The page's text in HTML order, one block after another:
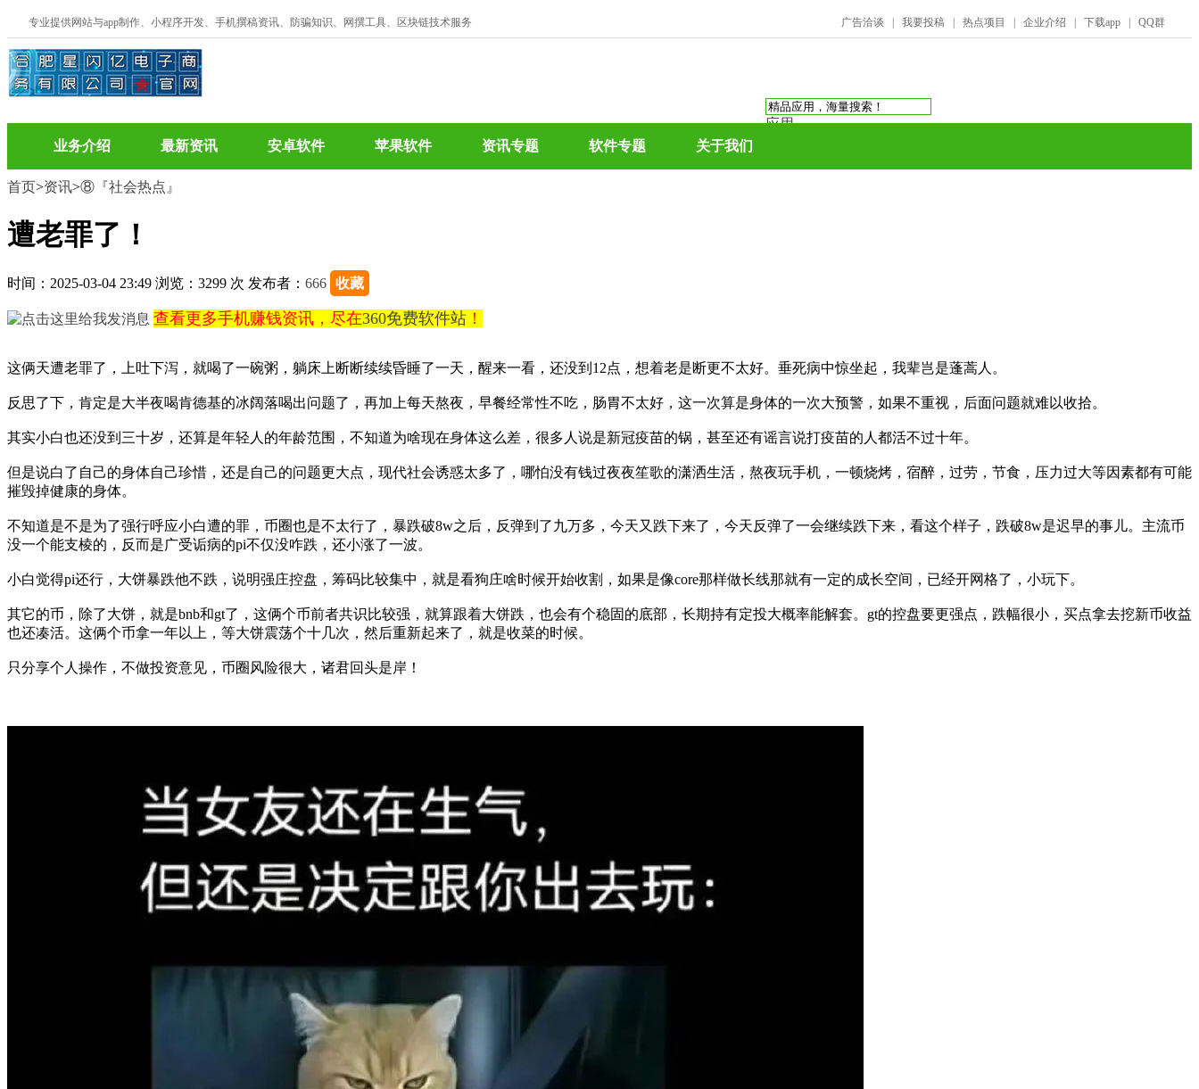
专业提供网站与app制作、小程序开发、手机撰稿资讯、防骗知识、网撰工具、区块链技术服务 广告洽谈 我要投稿 热点项目 企业介绍 下载app QQ群
应用
业务介绍 最新资讯 安卓软件 苹果软件 资讯专题 软件专题 关于我们
首页>资讯>⑧『社会热点』
遭老罪了！
时间：2025-03-04 23:49 浏览：3299 次 发布者： 666 收藏
查看更多手机赚钱资讯，尽在360免费软件站 ！
这俩天遭老罪了，上吐下泻，就喝了一碗粥，躺床上断断续续昏睡了一天，醒来一看，还没到12点，想着老是断更不太好。垂死病中惊坐起，我辈岂是蓬蒿人。
反思了下，肯定是大半夜喝肯德基的冰阔落喝出问题了，再加上每天熬夜，早餐经常性不吃，肠胃不太好，这一次算是身体的一次大预警，如果不重视，后面问题就难以收拾。
其实小白也还没到三十岁，还算是年轻人的年龄范围，不知道为啥现在身体这么差，很多人说是新冠疫苗的锅，甚至还有谣言说打疫苗的人都活不过十年。
但是说白了自己的身体自己珍惜，还是自己的问题更大点，现代社会诱惑太多了，哪怕没有钱过夜夜笙歌的潇洒生活，熬夜玩手机，一顿烧烤，宿醉，过劳，节食，压力过大等因素都有可能
摧毁掉健康的身体。
不知道是不是为了强行呼应小白遭的罪，币圈也是不太行了，暴跌破8w之后，反弹到了九万多，今天又跌下来了，今天反弹了一会继续跌下来，看这个样子，跌破8w是迟早的事儿。主流币
没一个能支棱的，反而是广受诟病的pi不仅没咋跌，还小涨了一波。
小白觉得pi还行，大饼暴跌他不跌，说明强庄控盘，筹码比较集中，就是看狗庄啥时候开始收割，如果是像core那样做长线那就有一定的成长空间，已经开网格了，小玩下。
其它的币，除了大饼，就是bnb和gt了，这俩个币前者共识比较强，就算跟着大饼跌，也会有个稳固的底部，长期持有定投大概率能解套。gt的控盘要更强点，跌幅很小，买点拿去挖新币收益
也还凑活。这俩个币拿一年以上，等大饼震荡个十几次，然后重新起来了，就是收菜的时候。
只分享个人操作，不做投资意见，币圈风险很大，诸君回头是岸！